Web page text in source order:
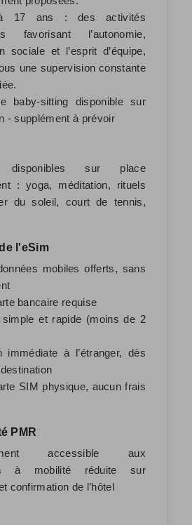
17 ans : des activités
favorisant l’autonomie,
sociale et l’esprit d’équipe,
une supervision constante
baby-sitting disponible sur
- supplément à prévoir
disponibles sur place
: yoga, méditation, rituels
du soleil, court de tennis,
l'eSim
mobiles offerts, sans
bancaire requise
simple et rapide (moins de 2
immédiate à l’étranger, dès
SIM physique, aucun frais
PMR
accessible aux
à mobilité réduite sur
confirmation de l’hôtel